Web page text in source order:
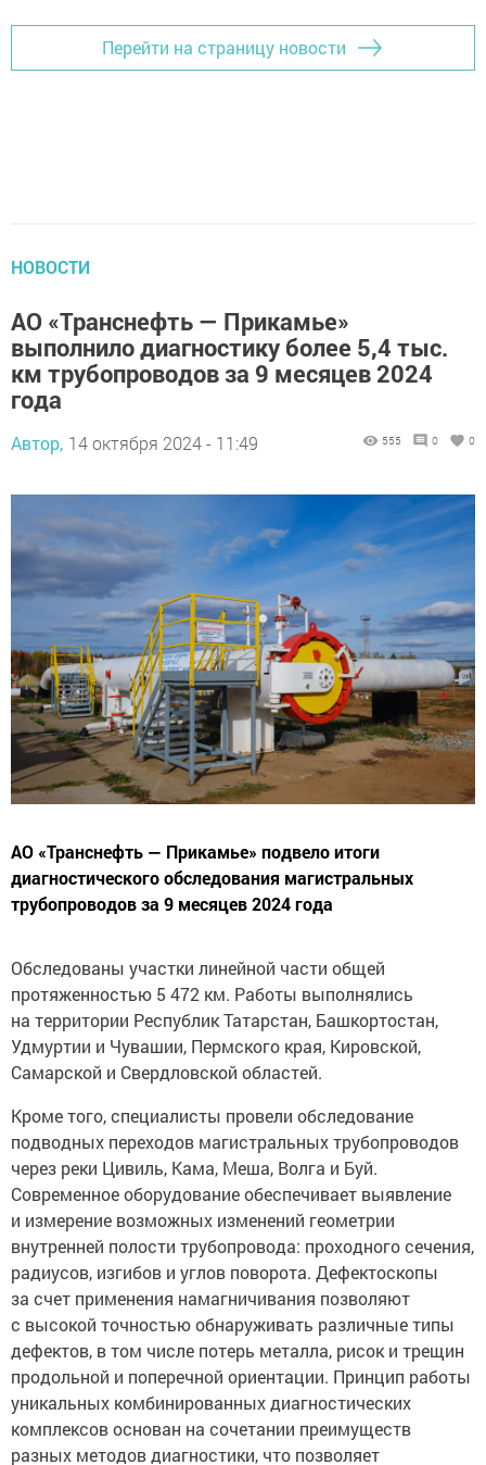
Перейти на страницу новости
НОВОСТИ
АО «Транснефть — Прикамье»
выполнило диагностику более 5,4 тыс.
км трубопроводов за 9 месяцев 2024
года
Автор, 14 октября 2024 - 11:49 555 0 0
АО «Транснефть — Прикамье» подвело итоги
диагностического обследования магистральных
трубопроводов за 9 месяцев 2024 года
Обследованы участки линейной части общей
протяженностью 5 472 км. Работы выполнялись
на территории Республик Татарстан, Башкортостан,
Удмуртии и Чувашии, Пермского края, Кировской,
Самарской и Свердловской областей.
Кроме того, специалисты провели обследование
подводных переходов магистральных трубопроводов
через реки Цивиль, Кама, Меша, Волга и Буй.
Современное оборудование обеспечивает выявление
и измерение возможных изменений геометрии
внутренней полости трубопровода: проходного сечения,
радиусов, изгибов и углов поворота. Дефектоскопы
за счет применения намагничивания позволяют
с высокой точностью обнаруживать различные типы
дефектов, в том числе потерь металла, рисок и трещин
продольной и поперечной ориентации. Принцип работы
уникальных комбинированных диагностических
комплексов основан на сочетании преимуществ
разных методов диагностики, что позволяет